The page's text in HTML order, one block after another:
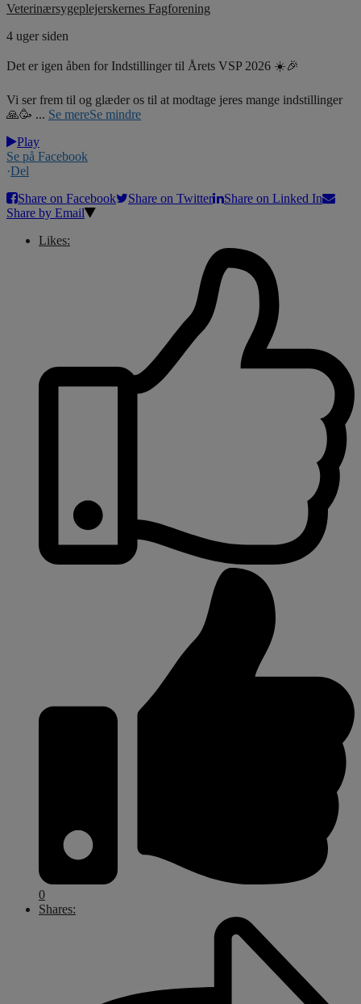
Veterinærsygeplejerskernes Fagforening
4 uger siden
Det er igen åben for Indstillinger til Årets VSP 2026 ☀️🎉
Vi ser frem til og glæder os til at modtage jeres mange indstillinger
🙏🥳 ... Se mereSe mindre
Play
Se på Facebook
·Del
Share on Facebook
Share on Twitter
Share on Linked In
Share by Email
Likes:
0
Shares: